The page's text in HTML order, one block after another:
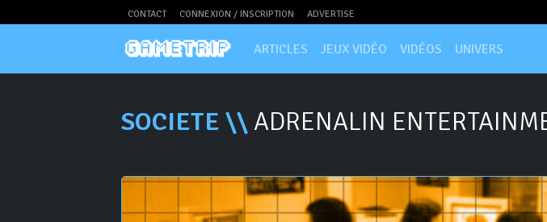
CONTACT CONNEXION / INSCRIPTION ADVERTISE
ARTICLES JEUX VIDÉO VIDÉOS UNIVERS
SOCIETE \\ ADRENALIN